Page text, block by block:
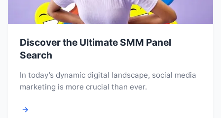
Discover the Ultimate SMM Panel
Search
In today’s dynamic digital landscape, social media
marketing is more crucial than ever.
→